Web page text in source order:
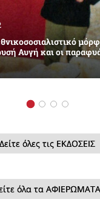
Αυγή και οι
Δείτε όλες τις ΕΚΔΟΣΕΙΣ
όλα τα ΑΦΙΕΡΩΜΑΤΑ